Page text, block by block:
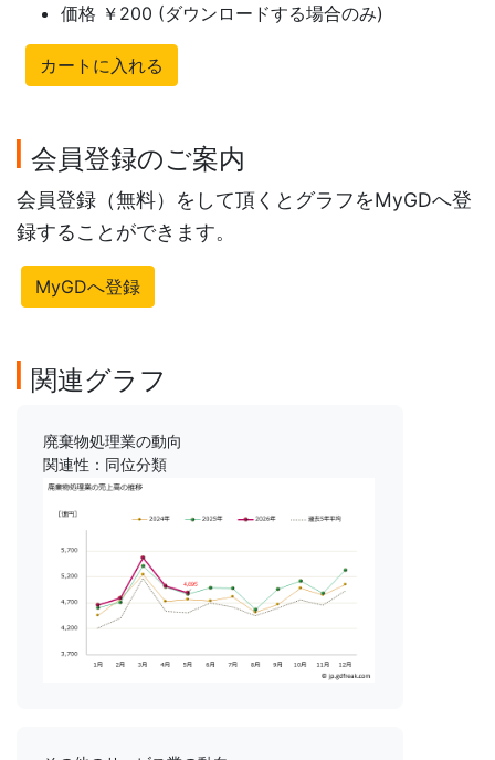
価格 ￥200 (ダウンロードする場合のみ)
カートに入れる
会員登録のご案内
会員登録（無料）をして頂くとグラフをMyGDへ登
録することができます。
MyGDへ登録
関連グラフ
廃棄物処理業の動向
関連性：同位分類